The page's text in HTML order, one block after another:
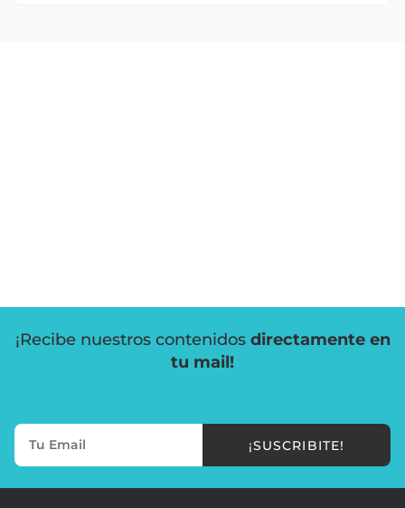
¡Recibe nuestros contenidos directamente en
tu mail!
¡SUSCRIBITE!